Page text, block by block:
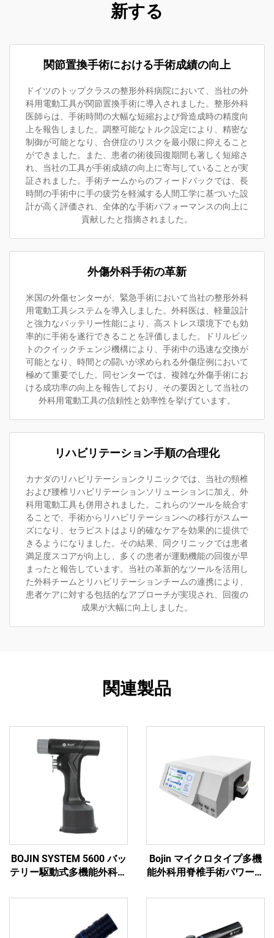
新する
関節置換手術における手術成績の向上
ドイツのトップクラスの整形外科病院において、当社の外
科用電動工具が関節置換手術に導入されました。整形外科
医師らは、手術時間の大幅な短縮および骨造成時の精度向
上を報告しました。調整可能なトルク設定により、精密な
制御が可能となり、合併症のリスクを最小限に抑えること
ができました。また、患者の術後回復期間も著しく短縮さ
れ、当社の工具が手術成績の向上に寄与していることが実
証されました。手術チームからのフィードバックでは、長
時間の手術中に手の疲労を軽減する人間工学に基づいた設
計が高く評価され、全体的な手術パフォーマンスの向上に
貢献したと指摘されました。
外傷外科手術の革新
米国の外傷センターが、緊急手術において当社の整形外科
用電動工具システムを導入しました。外科医は、軽量設計
と強力なバッテリー性能により、高ストレス環境下でも効
率的に手術を遂行できることを評価しました。ドリルビッ
トのクイックチェンジ機構により、手術中の迅速な交換が
可能となり、時間との闘いが求められる外傷症例において
極めて重要でした。同センターでは、複雑な外傷手術にお
ける成功率の向上を報告しており、その要因として当社の
外科用電動工具の信頼性と効率性を挙げています。
リハビリテーション手順の合理化
カナダのリハビリテーションクリニックでは、当社の頸椎
および腰椎リハビリテーションソリューションに加え、外
科用電動工具も併用されました。これらのツールを統合す
ることで、手術からリハビリテーションへの移行がスムー
ズになり、セラピストはより的確なケアを効果的に提供で
きるようになりました。その結果、同クリニックでは患者
満足度スコアが向上し、多くの患者が運動機能の回復が早
まったと報告しています。当社の革新的なツールを活用し
た外科チームとリハビリテーションチームの連携により、
患者ケアに対する包括的なアプローチが実現され、回復の
成果が大幅に向上しました。
関連製品
BOJIN SYSTEM 5600 バッ
テリー駆動式多機能外科用
Bojin マイクロタイプ多機
能外科用脊椎手術パワーツ